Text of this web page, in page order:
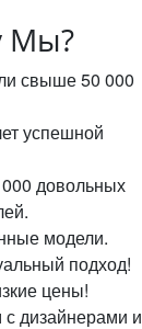
Мы?
свыше 50 000
успешной
довольных
модели.
подход!
цены!
дизайнерами и